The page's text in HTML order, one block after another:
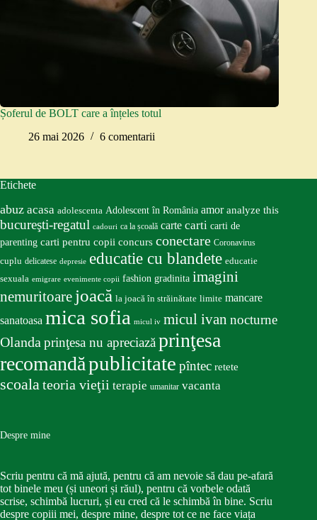
Șoferul de BOLT care a înțeles totul
26 mai 2026
6 comentarii
Etichete
abuz acasa adolescenta Adolescent în România amor analyze this
bucureşti-regatul cadouri ca la școală carte carti carti de
parenting carti pentru copii concurs conectare Coronavirus
cuplu delicatese depresie educatie cu blandete educatie
sexuala emigrare evenimente copii fashion gradinita imagini
nemuritoare joacă la joacă în străinătate limite mancare
sanatoasa mica sofia micul iv micul ivan nocturne
Olandaprinţesa nu apreciazăprinţesa
recomandăpublicitate pîntec retete
scoalateoria vieţii terapie umanitar vacanta
Despre mine
Scriu pentru că mă ajută, pentru că am nevoie să dau pe-afară
tot binele meu (și uneori și răul), pentru că vorbele odată
scrise, schimbă lucruri, și eu cred că le schimbă în bine. Scriu
despre copiii mei, despre mine, despre tot ce ne face viața